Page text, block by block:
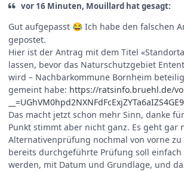
vor 16 Minuten, Mouillard hat gesagt:
Gut aufgepasst 😂 Ich habe den falschen
gepostet.
Hier ist der Antrag mit dem Titel
lassen, bevor das Naturschutzgebiet
wird – Nachbarkommune Bornheim
gemeint habe: https://ratsinfo.bruehl.de/
Das macht jetzt schon mehr Sinn, danke
Punkt stimmt aber nicht ganz. Es geht gar
Alternativenprüfung nochmal von vorne zu
bereits durchgeführte Prüfung soll
werden, mit Datum und Grundlage, und